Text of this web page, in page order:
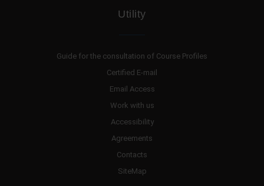
Utility
Guide for the consultation of Course Profiles
Certified E-mail
Email Access
Work with us
Accessibility
Agreements
Contacts
SiteMap